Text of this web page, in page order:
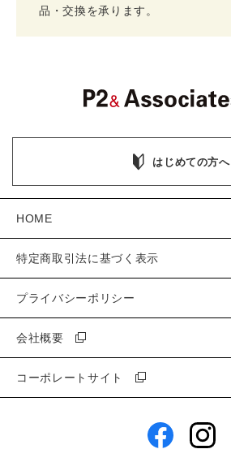
品・交換を承ります。
はじめての方へ
HOME
特定商取引法に基づく表示
プライバシーポリシー
会社概要
コーポレートサイト